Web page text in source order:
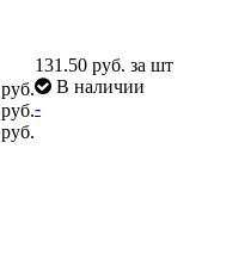
руб.
руб.
руб.
131.50 руб. за шт
В наличии
-